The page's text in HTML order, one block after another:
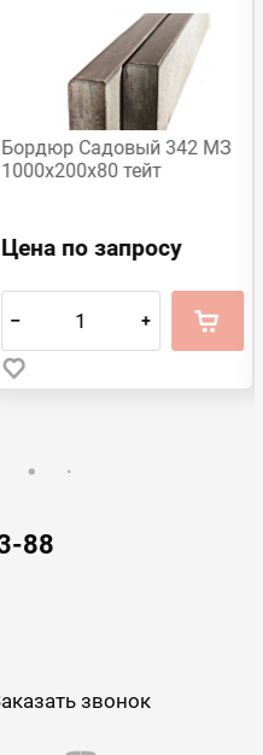
Бордюр Садовый 342 МЗ
1000х200х80 тейт
Цена по запросу
– +
88
звонок